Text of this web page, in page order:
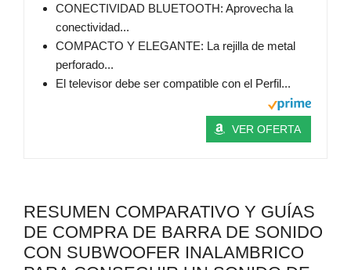
CONECTIVIDAD BLUETOOTH: Aprovecha la
conectividad...
COMPACTO Y ELEGANTE: La rejilla de metal
perforado...
El televisor debe ser compatible con el Perfil...
VER OFERTA
RESUMEN COMPARATIVO Y GUÍAS
DE COMPRA DE BARRA DE SONIDO
CON SUBWOOFER INALAMBRICO